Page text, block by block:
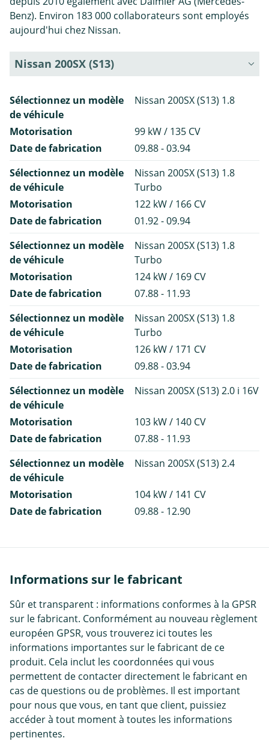
Benz). Environ 183 000 collaborateurs sont employés
aujourd'hui chez Nissan.
Nissan 200SX (S13)
Sélectionnez un modèle
de véhicule
Nissan 200SX (S13) 1.8
Motorisation
99 kW / 135 CV
Date de fabrication
09.88 - 03.94
Sélectionnez un modèle
de véhicule
Nissan 200SX (S13) 1.8
Turbo
Motorisation
122 kW / 166 CV
Date de fabrication
01.92 - 09.94
Sélectionnez un modèle
de véhicule
Nissan 200SX (S13) 1.8
Turbo
Motorisation
124 kW / 169 CV
Date de fabrication
07.88 - 11.93
Sélectionnez un modèle
de véhicule
Nissan 200SX (S13) 1.8
Turbo
Motorisation
126 kW / 171 CV
Date de fabrication
09.88 - 03.94
Sélectionnez un modèle
de véhicule
Nissan 200SX (S13) 2.0 i 16V
Motorisation
103 kW / 140 CV
Date de fabrication
07.88 - 11.93
Sélectionnez un modèle
de véhicule
Nissan 200SX (S13) 2.4
Motorisation
104 kW / 141 CV
Date de fabrication
09.88 - 12.90
Informations sur le fabricant
Sûr et transparent : informations conformes à la GPSR
sur le fabricant. Conformément au nouveau règlement
européen GPSR, vous trouverez ici toutes les
informations importantes sur le fabricant de ce
produit. Cela inclut les coordonnées qui vous
permettent de contacter directement le fabricant en
cas de questions ou de problèmes. Il est important
pour nous que vous, en tant que client, puissiez
accéder à tout moment à toutes les informations
pertinentes.